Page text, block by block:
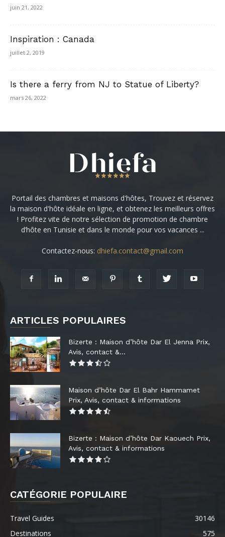
juin 21, 2022
Inspiration : Canada
juillet 2, 2019
Is there a ferry from NJ to Statue of Liberty?
mars 26, 2022
Portail des chambres et maisons d'hôtes, Trouvez et réservez
la maison d'hôte idéale en ligne, et obtenez les meilleurs offres
! Profitez vite de notre sélection de promotion de chambre
d’hôte en Tunisie et dans le monde pour vos vacances ...
Contactez-nous: dhiefa.contact@gmail.com
ARTICLES POPULAIRES
Bizerte : Maison d’hôte Dar El Jenna Prix,
Avis, contact &...
Maison d’hôte Dar El Bahr Hammamet
Prix, Avis, contact & informations
Bizerte : Maison d’hôte Dar Kaouech Prix,
Avis, contact & informations
CATÉGORIE POPULAIRE
Travel Guides
30146
Destinations
575